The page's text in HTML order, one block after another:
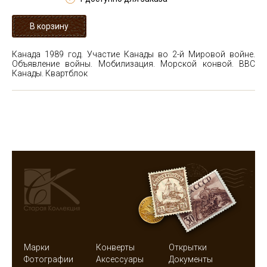
Канада 1989 год. Участие Канады во 2-й Мировой войне.
Объявление войны. Мобилизация. Морской конвой. ВВС
Канады. Квартблок
Марки Конверты
Открытки
Фотографии
Аксессуары
Документы